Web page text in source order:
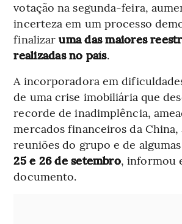
votação na segunda-feira,
incerteza em um processo
finalizaruma das maiores
realizadas no país.
A incorporadora em
de uma crise imobiliária que
recorde de inadimplência,
mercados financeiros da China,
reuniões do grupo e de
25 e 26 de setembro, informou
documento.